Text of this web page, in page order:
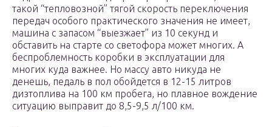
такой “тепловозной” тягой скорость переключения
передач особого практического значения не имеет,
машина с запасом “выезжает” из 10 секунд и
обставить на старте со светофора может многих. А
беспроблемность коробки в эксплуатации для
многих куда важнее. Но массу авто никуда не
денешь, педаль в пол обойдется в 12-15 литров
дизтоплива на 100 км пробега, но плавное вождение
ситуацию выправит до 8,5-9,5 л/100 км.